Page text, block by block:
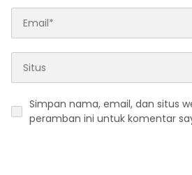
Simpan nama, email, dan situs
peramban ini untuk komentar